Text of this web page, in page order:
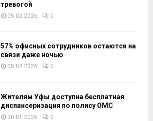
тревогой
05.02.2026 0
57% офисных сотрудников остаются на
связи даже ночью
05.02.2026 0
Жителям Уфы доступна бесплатная
диспансеризация по полису ОМС
30.01.2026 0